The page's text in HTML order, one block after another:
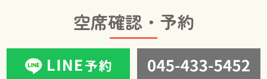
空席確認・予約